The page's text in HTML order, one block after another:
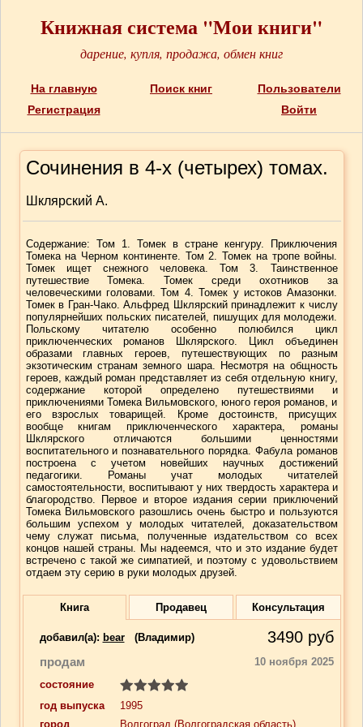
Книжная система "Мои книги"
дарение, купля, продажа, обмен книг
На главную Поиск книг
Пользователи
Регистрация
Войти
Сочинения в 4-х (четырех) томах.
Шклярский А.
Содержание: Том 1. Томек в стране кенгуру. Приключения
Томека на Черном континенте. Том 2. Томек на тропе войны.
Томек ищет снежного человека. Том 3. Таинственное
путешествие Томека. Томек среди охотников за
человеческими головами. Том 4. Томек у истоков Амазонки.
Томек в Гран-Чако. Альфред Шклярский принадлежит к числу
популярнейших польских писателей, пишущих для молодежи.
Польскому читателю особенно полюбился цикл
приключенческих романов Шклярского. Цикл объединен
образами главных героев, путешествующих по разным
экзотическим странам земного шара. Несмотря на общность
героев, каждый роман представляет из себя отдельную книгу,
содержание которой определено путешествиями и
приключениями Томека Вильмовского, юного героя романов, и
его взрослых товарищей. Кроме достоинств, присущих
вообще книгам приключенческого характера, романы
Шклярского отличаются большими ценностями
воспитательного и познавательного порядка. Фабула романов
построена с учетом новейших научных достижений
педагогики. Романы учат молодых читателей
самостоятельности, воспитывают у них твердость характера и
благородство. Первое и второе издания серии приключений
Томека Вильмовского разошлись очень быстро и пользуются
большим успехом у молодых читателей, доказательством
чему служат письма, полученные издательством со всех
концов нашей страны. Мы надеемся, что и это издание будет
встречено с такой же симпатией, и поэтому с удовольствием
отдаем эту серию в руки молодых друзей.
Книга Продавец Консультация
добавил(a): bear (Владимир) 3490 руб
продам
10 ноября 2025
состояние
год выпуска
1995
город
Волгоград (Волгоградская область)